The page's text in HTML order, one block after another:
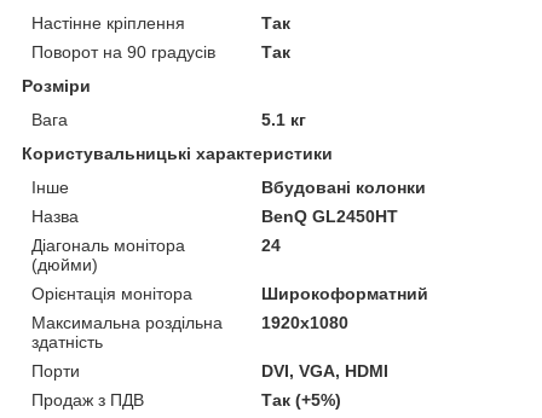
Настінне кріплення
Так
Поворот на 90 градусів
Так
Розміри
Вага
5.1 кг
Користувальницькі характеристики
Інше
Вбудовані колонки
Назва
BenQ GL2450HT
Діагональ монітора
(дюйми)
24
Орієнтація монітора
Широкоформатний
Максимальна роздільна
здатність
1920x1080
Порти
DVI, VGA, HDMI
Продаж з ПДВ
Так (+5%)